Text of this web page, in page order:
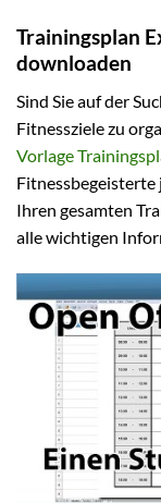
Trainingsplan
downloaden
Sind Sie auf der
Fitnessziele zu
Vorlage
Fitnessbegeisterte
Ihren gesamten
alle wichtigen